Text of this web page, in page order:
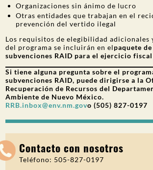
Organizaciones sin ánimo de lucro
Otras entidades que trabajan en el
prevención del vertido ilegal
Los requisitos de elegibilidad adicionales
del programa se incluirán en elpaquete
subvenciones RAID para el ejercicio
Si tiene alguna pregunta sobre el
subvenciones RAID, puede dirigirse a la
Recuperación de Recursos del
Ambiente de Nuevo México.
RRB.inbox@env.nm.govo (505) 827-0197
Contacto con nosotros
Teléfono: 505-827-0197